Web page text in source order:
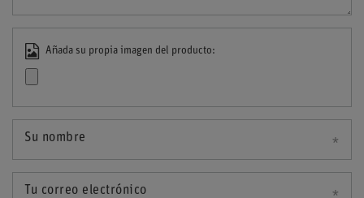
Añada su propia imagen del producto:
Su nombre
Tu correo electrónico